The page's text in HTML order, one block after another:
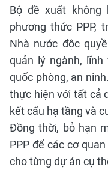
Bộ đề xuất
phương thức PPP,
Nhà nước độc
quản lý ngành,
quốc phòng, an
thực hiện với tất cả
kết cấu hạ tầng và
Đồng thời, bỏ hạn
PPP để các cơ
cho từng dự án cụ